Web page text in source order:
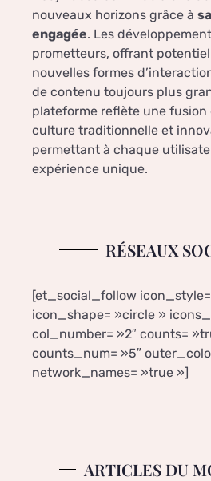
nouveaux horizons grâce à
engagée. Les
prometteurs, offrant
nouvelles formes
de contenu toujours plus
plateforme reflète une
culture traditionnelle et
permettant à chaque
expérience unique.
RÉSEAUX
[et_social_follow
icon_shape= »circle »
col_number= »2″ counts=
counts_num= »5″
network_names= »true »]
ARTICLES DU